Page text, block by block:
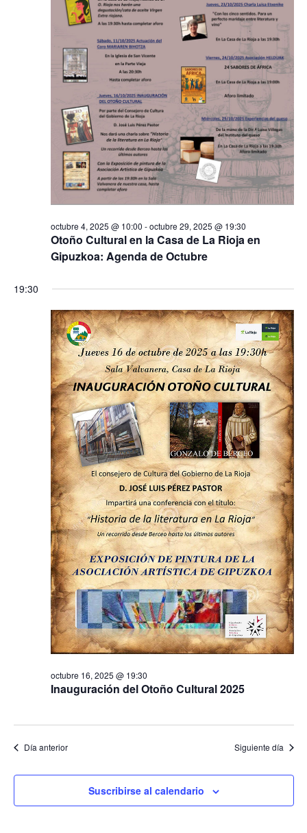
Otoño Cultural en la Casa de La Rioja en
Gipuzkoa: Agenda de Octubre
octubre 4, 2025 @ 10:00 -octubre 29, 2025 @ 19:30
19:30
Inauguración del Otoño Cultural 2025
octubre 16, 2025 @ 19:30
Día anterior Siguiente día
Suscribirse al calendario